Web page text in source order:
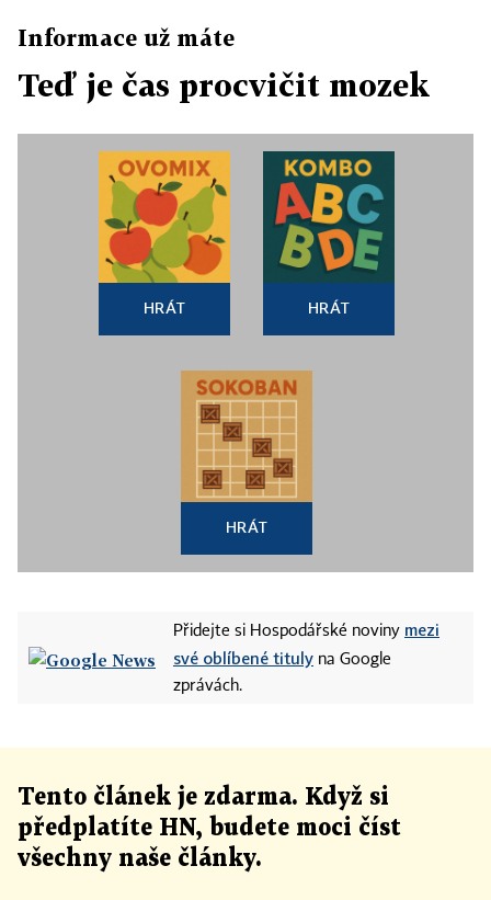
Informace už máte
Teď je čas procvičit mozek
HRÁT HRÁT
HRÁT
Přidejte si Hospodářské noviny mezi
své oblíbené tituly na Google
zprávách.
Tento článek je zdarma. Když si
předplatíte HN, budete moci číst
všechny naše články.